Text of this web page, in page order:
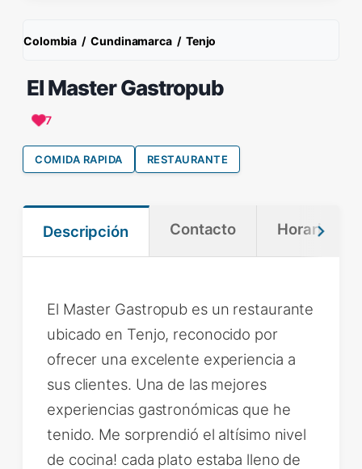
Colombia / Cundinamarca / Tenjo
El Master Gastropub
7
COMIDA RAPIDA RESTAURANTE
Descripción Contacto Horario
El Master Gastropub es un restaurante
ubicado en Tenjo, reconocido por
ofrecer una excelente experiencia a
sus clientes. Una de las mejores
experiencias gastronómicas que he
tenido. Me sorprendió el altísimo nivel
de cocina! cada plato estaba lleno de